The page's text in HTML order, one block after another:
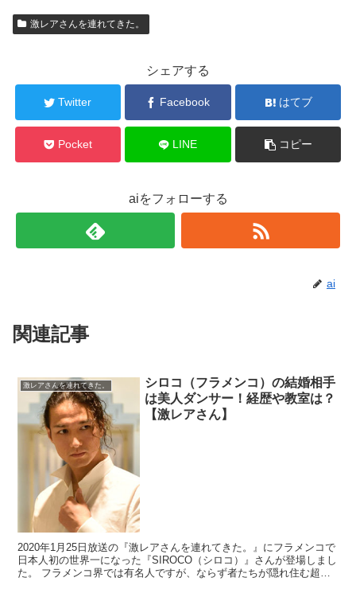
激レアさんを連れてきた。
シェアする
Twitter Facebook はてブ
Pocket LINE コピー
aiをフォローする
ai
関連記事
激レアさんを連れてきた。
シロコ（フラメンコ）の結婚相手
は美人ダンサー！経歴や教室は？
【激レアさん】
2020年1月25日放送の『激レアさんを連れてきた。』にフラメンコで
日本人初の世界一になった『SIROCO（シロコ）』さんが登場しまし
た。 フラメンコ界では有名人ですが、ならず者たちが隠れ住む超危